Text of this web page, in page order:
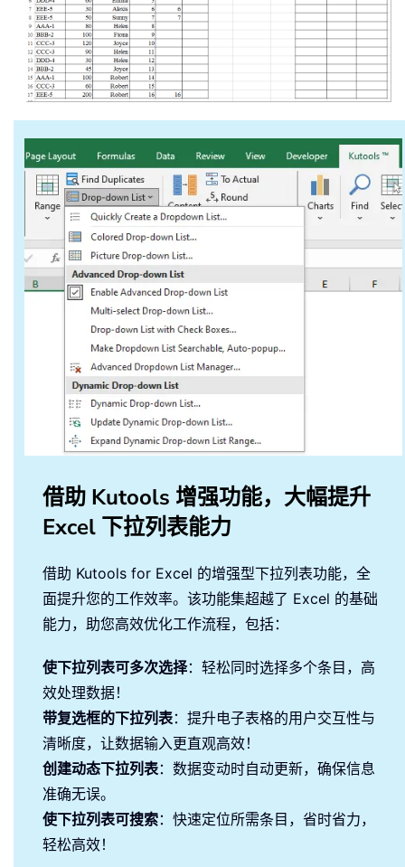
借助 Kutools 增强功能，大幅提升
Excel 下拉列表能力
借助 Kutools for Excel 的增强型下拉列表功能，全
面提升您的工作效率。该功能集超越了 Excel 的基础
能力，助您高效优化工作流程，包括：
使下拉列表可多次选择：轻松同时选择多个条目，高
效处理数据！
带复选框的下拉列表：提升电子表格的用户交互性与
清晰度，让数据输入更直观高效！
创建动态下拉列表：数据变动时自动更新，确保信息
准确无误。
使下拉列表可搜索：快速定位所需条目，省时省力，
轻松高效！